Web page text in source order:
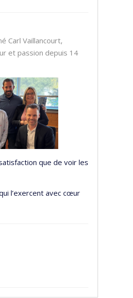
Carl Vaillancourt,
et passion depuis 14
que de voir les
l’exercent avec cœur